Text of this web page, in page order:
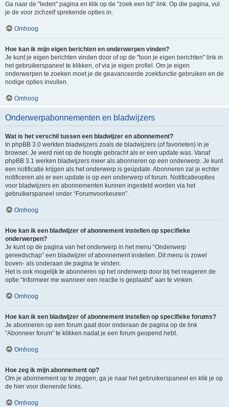
Ga naar de "leden" pagina en klik op de "zoek een lid" link. Op die pagina, vul
je de voor zichzelf sprekende opties in.
Omhoog
Hoe kan ik mijn eigen berichten en onderwerpen vinden?
Je kunt je eigen berichten vinden door of op de "toon je eigen berichten" link in
het gebruikerspaneel te klikken, of via je eigen profiel. Om je eigen
onderwerpen te zoeken moet je de geavanceerde zoekfunctie gebruiken en de
nodige opties invullen.
Omhoog
Onderwerpabonnementen en bladwijzers
Wat is het verschil tussen een bladwijzer en abonnement?
In phpBB 3.0 werkten bladwijzers zoals de bladwijzers (of favorieten) in je
browser. Je werd niet op de hoogte gebracht als er een update was. Vanaf
phpBB 3.1 werken bladwijzers meer als abonneren op een onderwerp. Je kunt
een notificatie krijgen als het onderwerp is geüpdate. Abonneren zal je echter
notificeren als er een update is op een onderwerp of forum. Notificatieopties
voor bladwijzers en abonnementen kunnen ingesteld worden via het
gebruikerspaneel onder “Forumvoorkeuren”.
Omhoog
Hoe kan ik een bladwijzer of abonnement instellen op specifieke
onderwerpen?
Je kunt op de pagina van het onderwerp in het menu “Onderwerp
gereedschap” een bladwijzer of abonnement instellen. Dit menu is zowel
boven- als onderaan de pagina te vinden.
Het is ook mogelijk te abonneren op het onderwerp door bij het reageren de
optie “Informeer me wanneer een reactie is geplaatst” aan te vinken.
Omhoog
Hoe kan ik een bladwijzer of abonnement instellen op specifieke forums?
Je abonneren op een forum gaat door onderaan de pagina op de link
“Abonneer forum” te klikken nadat je een forum geopend hebt.
Omhoog
Hoe zeg ik mijn abonnement op?
Om je abonnement op te zeggen, ga je naar het gebruikerspaneel en klik je op
de hier voor dienende links.
Omhoog